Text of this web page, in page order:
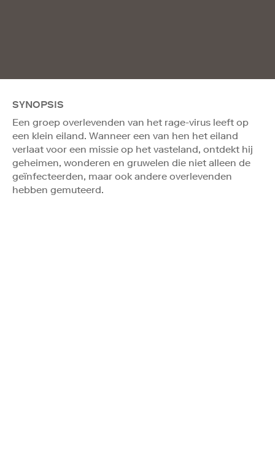
SYNOPSIS
Een groep overlevenden van het rage-virus leeft op
een klein eiland. Wanneer een van hen het eiland
verlaat voor een missie op het vasteland, ontdekt hij
geheimen, wonderen en gruwelen die niet alleen de
geïnfecteerden, maar ook andere overlevenden
hebben gemuteerd.